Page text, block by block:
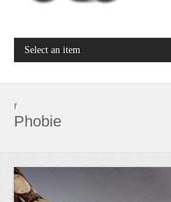
r
Phobie